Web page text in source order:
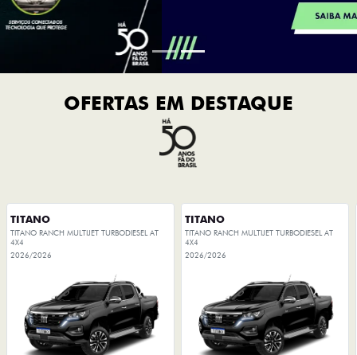
OFERTAS EM DESTAQUE
TITANO
TITANO RANCH MULTIJET TURBODIESEL AT
4X4
2026/2026
TITANO
TITANO RANCH MULTIJET TURBODIESEL AT
4X4
2026/2026